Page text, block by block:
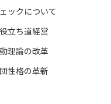
ックについて
立ち道経営
理論の改革
性格の革新